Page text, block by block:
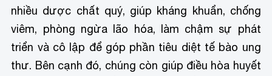
nhiều dược chất quý, giúp kháng khuẩn, chống
viêm, phòng ngừa lão hóa, làm chậm sự phát
triển và cô lập để góp phần tiêu diệt tế bào ung
thư. Bên cạnh đó, chúng còn giúp điều hòa huyết